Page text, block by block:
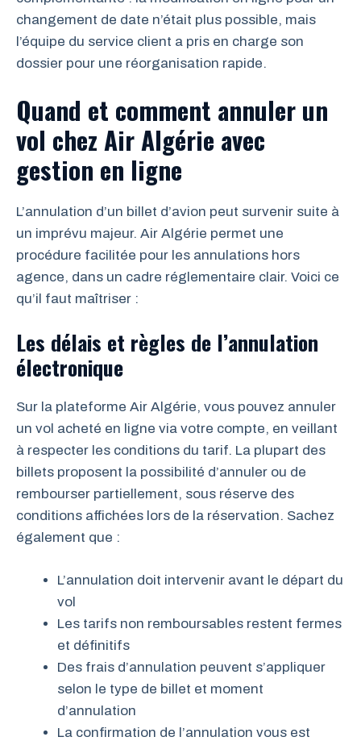
changement de date n’était plus possible, mais
l’équipe du service client a pris en charge son
dossier pour une réorganisation rapide.
Quand et comment annuler un
vol chez Air Algérie avec
gestion en ligne
L’annulation d’un billet d’avion peut survenir suite à
un imprévu majeur. Air Algérie permet une
procédure facilitée pour les annulations hors
agence, dans un cadre réglementaire clair. Voici ce
qu’il faut maîtriser :
Les délais et règles de l’annulation
électronique
Sur la plateforme Air Algérie, vous pouvez annuler
un vol acheté en ligne via votre compte, en veillant
à respecter les conditions du tarif. La plupart des
billets proposent la possibilité d’annuler ou de
rembourser partiellement, sous réserve des
conditions affichées lors de la réservation. Sachez
également que :
L’annulation doit intervenir avant le départ du
vol
Les tarifs non remboursables restent fermes
et définitifs
Des frais d’annulation peuvent s’appliquer
selon le type de billet et moment
d’annulation
La confirmation de l’annulation vous est